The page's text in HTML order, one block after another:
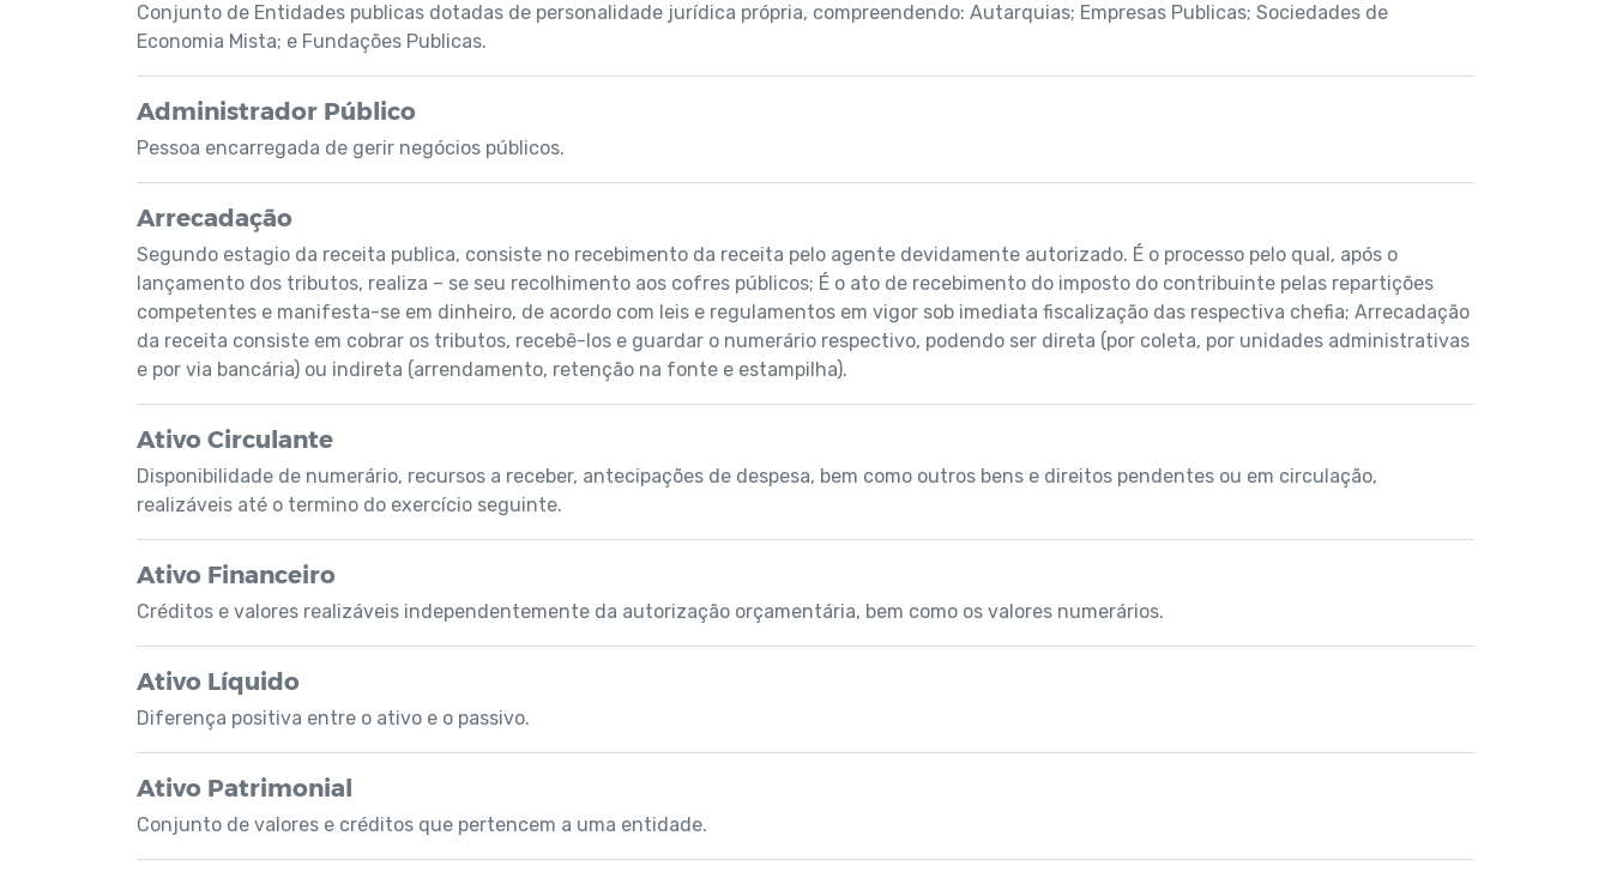
Conjunto de Entidades publicas dotadas de personalidade jurídica própria, compreendendo: Autarquias; Empresas Publicas; Sociedades de
Economia Mista; e Fundações Publicas.
Administrador Público
Pessoa encarregada de gerir negócios públicos.
Arrecadação
Segundo estagio da receita publica, consiste no recebimento da receita pelo agente devidamente autorizado. É o processo pelo qual, após o
lançamento dos tributos, realiza – se seu recolhimento aos cofres públicos; É o ato de recebimento do imposto do contribuinte pelas repartições
competentes e manifesta-se em dinheiro, de acordo com leis e regulamentos em vigor sob imediata fiscalização das respectiva chefia; Arrecadação
da receita consiste em cobrar os tributos, recebê-los e guardar o numerário respectivo, podendo ser direta (por coleta, por unidades administrativas
e por via bancária) ou indireta (arrendamento, retenção na fonte e estampilha).
Ativo Circulante
Disponibilidade de numerário, recursos a receber, antecipações de despesa, bem como outros bens e direitos pendentes ou em circulação,
realizáveis até o termino do exercício seguinte.
Ativo Financeiro
Créditos e valores realizáveis independentemente da autorização orçamentária, bem como os valores numerários.
Ativo Líquido
Diferença positiva entre o ativo e o passivo.
Ativo Patrimonial
Conjunto de valores e créditos que pertencem a uma entidade.